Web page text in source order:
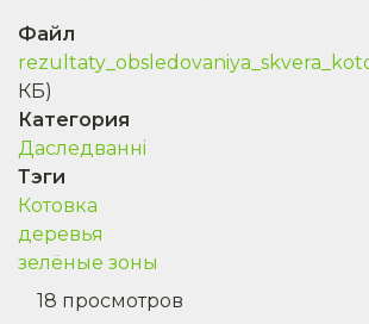
Файл
КБ)
Категория
Даследваннi
Тэги
Котовка
деревья
зелёные зоны
18 просмотров